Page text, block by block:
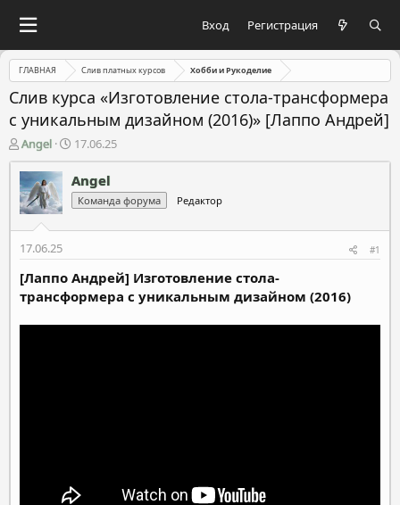
Вход Регистрация
ГЛАВНАЯ Слив платных курсов Хобби и Рукоделие
Слив курса «Изготовление стола-трансформера
с уникальным дизайном (2016)» [Лаппо Андрей]
А
в
т
о
р
м
ы
Angel
Д
а
т
а
н
а
л
а
17.06.25
Angel
Команда форума Редактор
17.06.25 #1
[Лаппо Андрей] Изготовление стола-
трансформера с уникальным дизайном (2016)